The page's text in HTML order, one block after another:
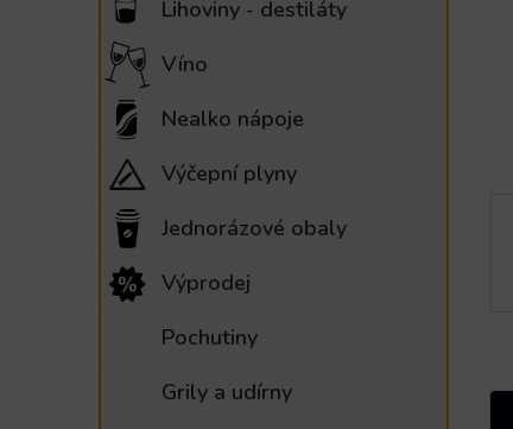
Lihoviny - destiláty
Víno
Nealko nápoje
Výčepní plyny
Jednorázové obaly
Výprodej
Pochutiny
Grily a udírny